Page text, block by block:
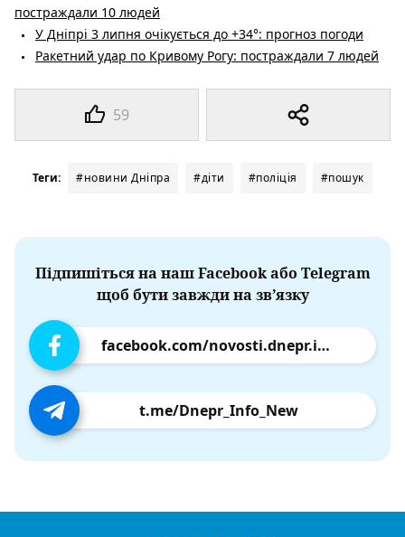
59
постраждали 10 людей
У Дніпрі 3 липня очікується до +34°: прогноз погоди
Ракетний удар по Кривому Рогу: постраждали 7 людей
Теги: #новини Дніпра #діти #поліція #пошук
Підпишіться на наш Facebook або Telegram
щоб бути завжди на зв’язку
facebook.com/novosti.dnepr.info
t.me/Dnepr_Info_New